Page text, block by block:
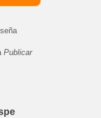
Publicar